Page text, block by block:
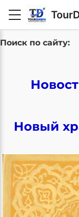
Поиск по сайту:
Новый